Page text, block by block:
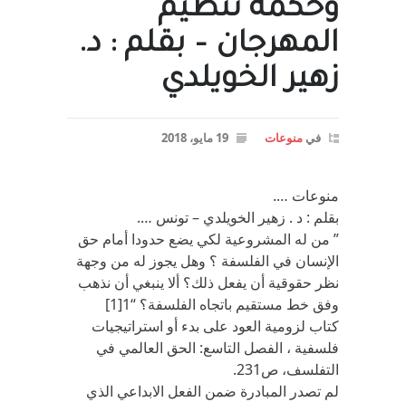
وحكمة تنظيم
المهرجان – بقلم : د.
زهير الخويلدي
في منوعات 19 مايو، 2018
منوعات ….
بقلم : د . زهير الخويلدي – تونس ….
” من له المشروعية لكي يضع حدودا أمام حق
الإنسان في الفلسفة ؟ وهل يجوز له من وجهة
نظر حقوقية أن يفعل ذلك؟ ألا ينبغي أن نذهب
وفق خط مستقيم باتجاه الفلسفة؟ “1[1]
كتاب لزومية العود على بدء أو استراتيجيات
فلسفية ، الفصل التاسع: الحق العالمي في
التفلسف، ص231.
لم تصدر المبادرة ضمن الفعل الابداعي الذي